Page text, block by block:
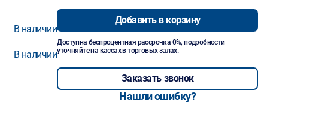
В наличии
В наличии
Добавить в корзину
Доступна беспроцентная рассрочка 0%, подробности
уточняйте на кассах в торговых залах.
Заказать звонок
Нашли ошибку?